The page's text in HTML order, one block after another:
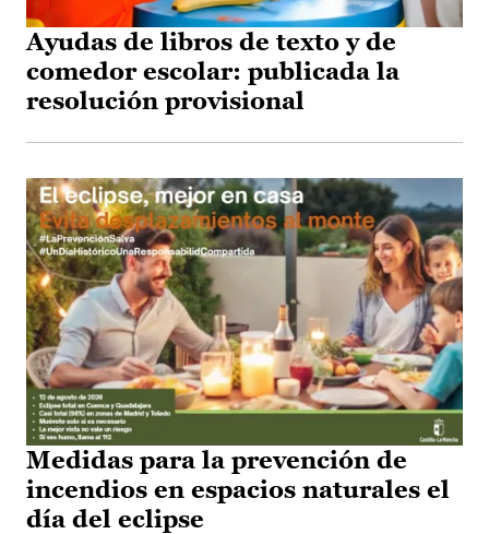
Ayudas de libros de texto y de
comedor escolar: publicada la
resolución provisional
Medidas para la prevención de
incendios en espacios naturales el
día del eclipse